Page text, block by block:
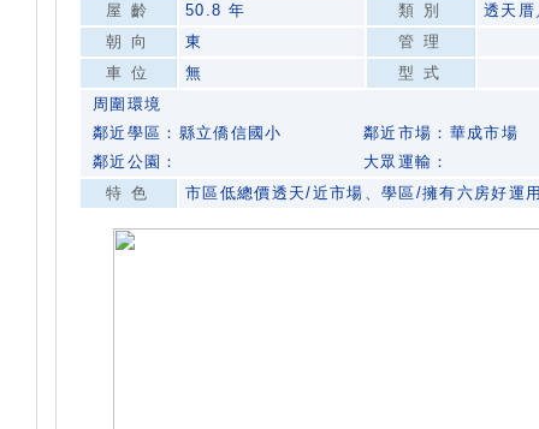
屋齡
50.8 年 類別
透天
朝向
東
管理
車位
無
型式
周圍環境
鄰近學區：縣立僑信國小
鄰近市場：華成市場
鄰近公園：
大眾運輸：
特色
市區低總價透天/近市場、學區/擁有六房好運